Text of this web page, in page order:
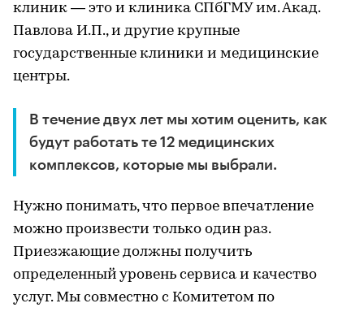
клиник — это и клиника СПбГМУ им. Акад.
Павлова И.П., и другие крупные
государственные клиники и медицинские
центры.
В течение двух лет мы хотим оценить, как
будут работать те 12 медицинских
комплексов, которые мы выбрали.
Нужно понимать, что первое впечатление
можно произвести только один раз.
Приезжающие должны получить
определенный уровень сервиса и качество
услуг. Мы совместно с Комитетом по